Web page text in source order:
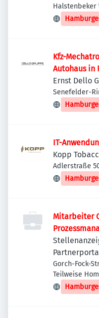
Halstenbeker
Deutschland
Kfz-
Autohaus in
Ernst Dello
Senefelder-
Deutschland
IT-
Kopp
Adlerstraße
Mitarbeiter
Gorch-Fock-
Deutschland
Teilweise